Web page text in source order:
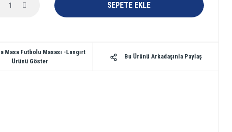
SEPETE EKLE
Masa Futbolu Masası -Langırt
Ürünü Göster
Bu Ürünü Arkadaşınla Paylaş